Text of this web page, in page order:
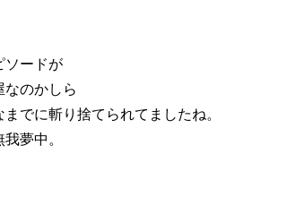
ソードが
のかしら
でに斬り捨てられてましたね。
夢中。